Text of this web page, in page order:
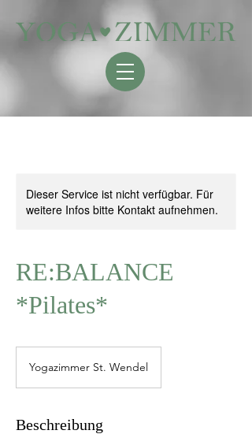
Dieser Service ist nicht verfügbar. Für
weitere Infos bitte Kontakt aufnehmen.
RE:BALANCE
*Pilates*
Yogazimmer St. Wendel
Beschreibung